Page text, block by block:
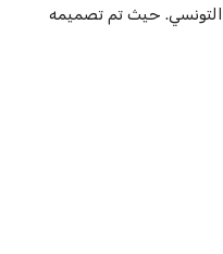
والابتكار التونسي. حيث تم تصميمه